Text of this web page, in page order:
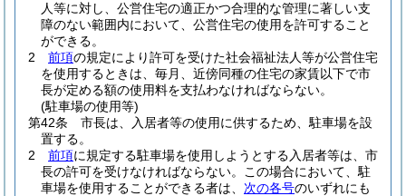
人等に対し、公営住宅の適正かつ合理的な管理に著しい支
障のない範囲内において、公営住宅の使用を許可すること
ができる。
2
前項の規定により許可を受けた社会福祉法人等が公営住宅
を使用するときは、毎月、近傍同種の住宅の家賃以下で市
長が定める額の使用料を支払わなければならない。
(駐車場の使用等)
第42条
市長は、入居者等の使用に供するため、駐車場を設
置する。
2
前項に規定する駐車場を使用しようとする入居者等は、市
長の許可を受けなければならない。
この場合において、駐
車場を使用することができる者は、 次の各号のいずれにも